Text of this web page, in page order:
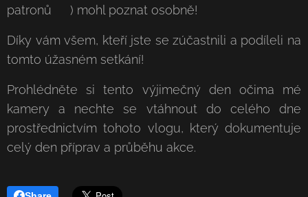
patronů ⭐️) mohl poznat osobně!
Díky vám všem, kteří jste se zúčastnili a podíleli na
tomto úžasném setkání!
Prohlédněte si tento výjimečný den očima mé
kamery a nechte se vtáhnout do celého dne
prostřednictvím tohoto vlogu, který dokumentuje
celý den příprav a průběhu akce.